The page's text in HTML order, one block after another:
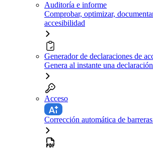
Auditoría e informe
Comprobar, optimizar,
accesibilidad
Generador de declaraciones de
Genera al instante una
Acceso
Corrección automática de